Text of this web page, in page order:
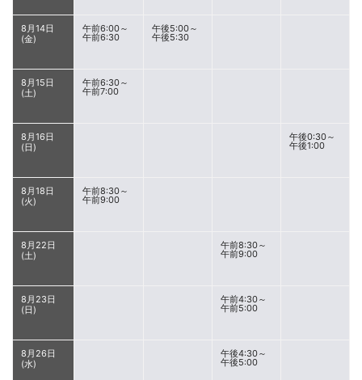
8月14日
(金)
午前6:00～
午前6:30
午後5:00～
午後5:30
8月15日
(土)
午前6:30～
午前7:00
8月16日
(日)
午後0:30～
午後1:00
8月18日
(火)
午前8:30～
午前9:00
8月22日
(土)
午前8:30～
午前9:00
8月23日
(日)
午前4:30～
午前5:00
8月26日
(水)
午後4:30～
午後5:00